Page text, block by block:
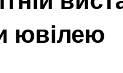
ювілею